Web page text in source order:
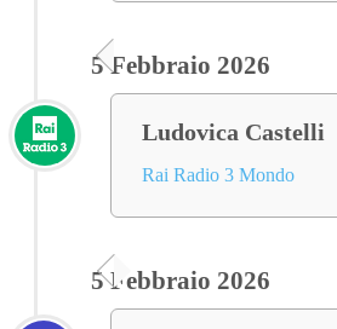
5 Febbraio 2026
Ludovica Castelli
Rai Radio 3 Mondo
5 Febbraio 2026